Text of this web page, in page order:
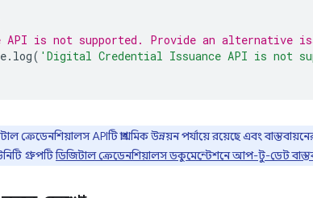
API is not supported. Provide an alternative
. log( 'Digital Credential Issuance API is not
ক্রেডেনশিয়ালস APIটি প্রাথমিক উন্নয়ন পর্যায়ে রয়েছে এবং
গ্রুপটিডিজিটাল ক্রেডেনশিয়ালস ডকুমেন্টেশনে আপ-টু-ডেট